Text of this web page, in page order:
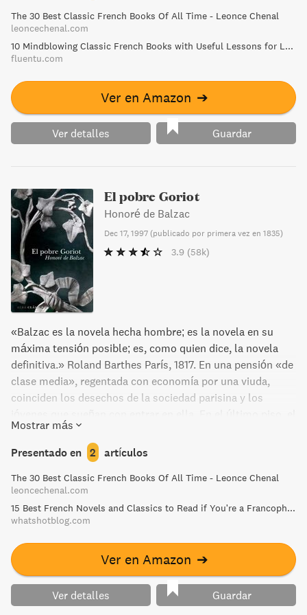
(Bel Ami) está interpretada por Robert Pattinson,
protagonista de la famosa saga Crepúsculo, por Uma
Thurman, Christina Ricci y Kristin Scott Thomas.
The 30 Best Classic French Books Of All Time - Leonce Chenal
leoncechenal.com
10 Mindblowing Classic French Books with Useful Lessons for Learners | FluentU French
fluentu.com
Ver en Amazon ➔
Ver detalles Guardar
El pobre Goriot
Honoré de Balzac
Dec 17, 1997 (publicado por primera vez en 1835)
3.9 (58k)
«Balzac es la novela hecha hombre; es la novela en su
máxima tensión posible; es, como quien dice, la novela
definitiva.» Roland Barthes París, 1817. En una pensión «de
clase media», regentada con economía por una viuda,
coinciden los desechos de la sociedad parisina y los
más barato, viven puerta por puerta un anciano que amasó
una fortuna fabricando fideos y que, habiendo casado
espléndidamente a sus hijas, ahora es menospreciado por
ellas, y un estudiante de provincias que apenas tiene para
unos guantes amarillos con los que triunfar en un baile.
Un tercer huésped, el misterioso Vautrin, que detecta la
ambición del estudiante, le propone un tortuoso crimen
que podría enriquecerlo de la noche a la mañana. El pobre
Goriot (1835), una de las novelas más justamente célebres
de la historia de la literatura, enfrenta a dos hombres en
los dos extremos de la vida: el anciano que la concluye en
Mostrar más
Presentado en 2 artículos
The 30 Best Classic French Books Of All Time - Leonce Chenal
leoncechenal.com
15 Best French Novels and Classics to Read if You're a Francophile
whatshotblog.com
Ver en Amazon ➔
Ver detalles Guardar